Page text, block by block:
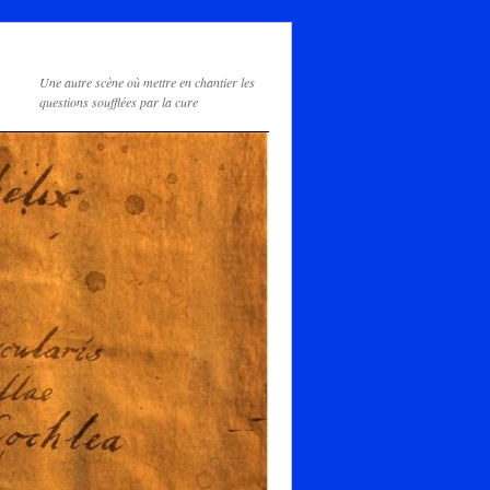
Une autre scène où mettre en chantier les
questions soufflées par la cure